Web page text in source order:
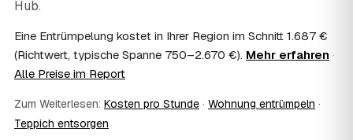
Kosten?
Im Einzelfall ist das möglich — etwa bei einer
Wohnungsauflösung im Rahmen von Sozialhilfe oder
einem vom Amt veranlassten Umzug. Wichtig: Den Antrag
stellen Sie vor Auftragserteilung beim zuständigen Amt
und holen die Kostenübernahme schriftlich ein. AWL
Zentrum vermittelt die Entrümpler, entscheidet aber nicht
über die Kostenübernahme.
Hub.
Eine Entrümpelung kostet in Ihrer Region im Schnitt 1.687 €
(Richtwert, typische Spanne 750–2.670 €). Mehr erfahren ·
Alle Preise im Report
Zum Weiterlesen: Kosten pro Stunde · Wohnung entrümpeln ·
Teppich entsorgen